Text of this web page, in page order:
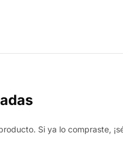
Si ya lo compraste,